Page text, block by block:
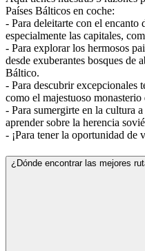
Países Bálticos en coche:
- Para deleitarte con el encanto
especialmente las capitales,
- Para explorar los hermosos
desde exuberantes bosques de
Báltico.
- Para descubrir excepcionales
como el majestuoso monasterio
- Para sumergirte en la cultura
aprender sobre la herencia
- ¡Para tener la oportunidad de
¿Dónde encontrar las mejores